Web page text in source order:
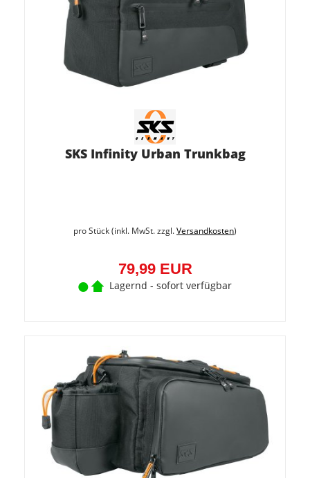
SKS Infinity Urban Trunkbag
pro Stück (inkl. MwSt. zzgl.Versandkosten)
79,99 EUR
Lagernd - sofort verfügbar